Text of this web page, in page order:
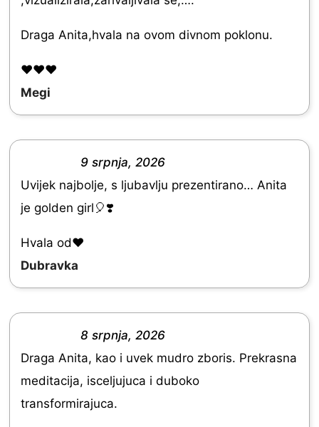
.
0
u
t
Draga Anita,hvala na ovom divnom poklonu.
❤️❤️❤️
Megi
e
d
5
.
o
u
t
9 srpnja, 2026
Uvijek najbolje, s ljubavlju prezentirano… Anita
je golden girl🎈❣️
Hvala od♥️
Dubravka
8 srpnja, 2026
Draga Anita, kao i uvek mudro zboris. Prekrasna
meditacija, isceljujuca i duboko
transformirajuca.